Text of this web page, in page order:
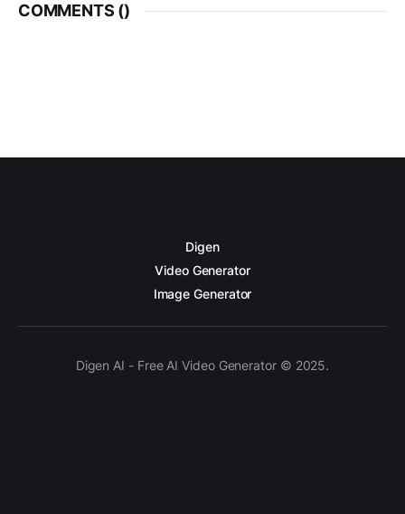
COMMENTS ()
Digen
Video Generator
Image Generator
Digen AI - Free AI Video Generator © 2025.